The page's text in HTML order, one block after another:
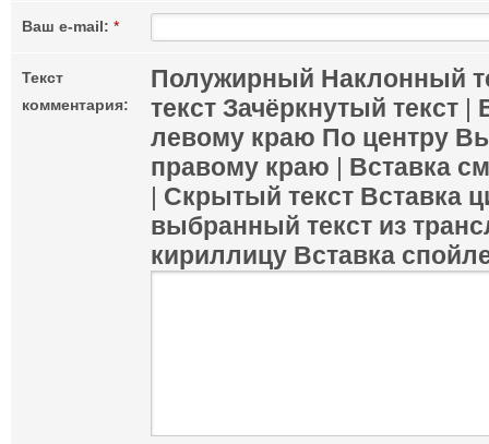
Ваш e-mail: *
Текст
комментария:
Полужирный Наклонный
текст Зачёркнутый текст |
левому краю По центру
правому краю | Вставка
| Скрытый текст Вставка
выбранный текст из
кириллицу Вставка